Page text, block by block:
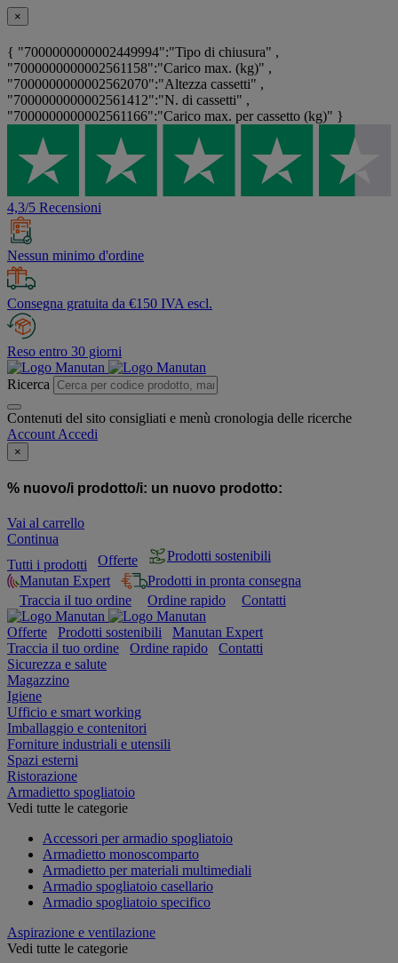
×
{ "7000000000002449994":"Tipo di chiusura" ,
"7000000000002561158":"Carico max. (kg)" ,
"7000000000002562070":"Altezza cassetti" ,
"7000000000002561412":"N. di cassetti" ,
"7000000000002561166":"Carico max. per cassetto (kg)" }
4,3/5 Recensioni
Nessun minimo d'ordine
Consegna gratuita da €150 IVA escl.
Reso entro 30 giorni
Ricerca
Contenuti del sito consigliati e menù cronologia delle ricerche
Account Accedi
×
% nuovo/i prodotto/i: un nuovo prodotto:
Vai al carrello
Continua
Tutti i prodotti
Offerte
Prodotti sostenibili
Manutan Expert
Prodotti in pronta consegna
Traccia il tuo ordine
Ordine rapido Contatti
Offerte Prodotti sostenibili
Manutan Expert
Traccia il tuo ordine
Ordine rapido
Contatti
Sicurezza e salute
Magazzino
Igiene
Ufficio e smart working
Imballaggio e contenitori
Forniture industriali e utensili
Spazi esterni
Ristorazione
Armadietto spogliatoio
Vedi tutte le categorie
Accessori per armadio spogliatoio
Armadietto monoscomparto
Armadietto per materiali multimediali
Armadio spogliatoio casellario
Armadio spogliatoio specifico
Aspirazione e ventilazione
Vedi tutte le categorie